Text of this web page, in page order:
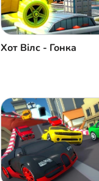
Хот Вілс - Гонка